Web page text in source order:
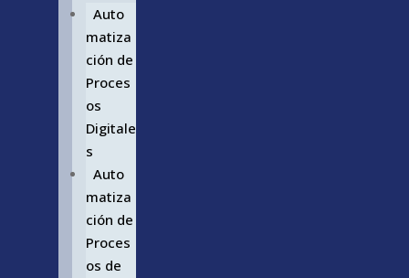
Auto
matiza
ción de
Proces
os
Digitale
s
Auto
matiza
ción de
Proces
os de